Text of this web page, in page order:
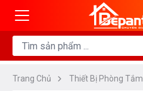
Trang Chủ Thiết Bị Phòng Tắm